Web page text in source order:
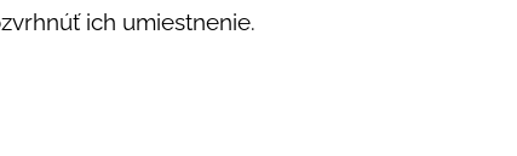
ich umiestnenie.